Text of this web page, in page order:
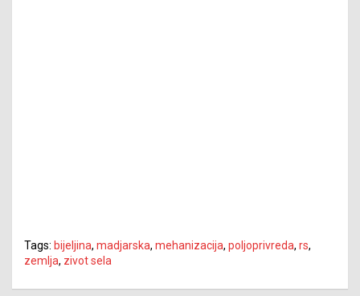
Tags: bijeljina, madjarska, mehanizacija, poljoprivreda, rs,
zemlja, zivot sela